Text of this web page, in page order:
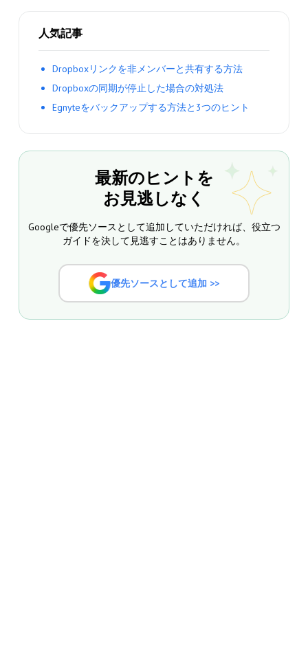
人気記事
Dropboxリンクを非メンバーと共有する方法
Dropboxの同期が停止した場合の対処法
Egnyteをバックアップする方法と3つのヒント
最新のヒントを
お見逃しなく
Googleで優先ソースとして追加していただければ、役立つ
ガイドを決して見逃すことはありません。
優先ソースとして追加 >>